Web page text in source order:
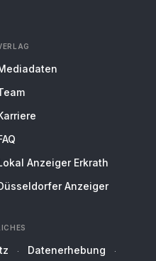
Anzeiger Erkrath
Anzeiger
Datenerhebung